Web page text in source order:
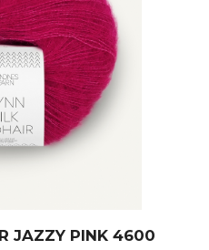
JAZZY PINK 4600